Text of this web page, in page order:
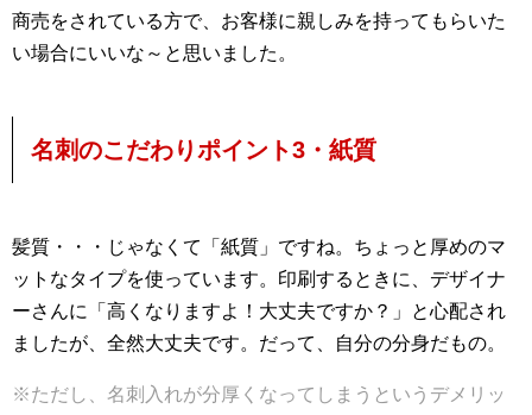
商売をされている方で、お客様に親しみを持ってもらいた
い場合にいいな～と思いました。
名刺のこだわりポイント3・紙質
髪質・・・じゃなくて「紙質」ですね。ちょっと厚めのマ
ットなタイプを使っています。印刷するときに、デザイナ
ーさんに「高くなりますよ！大丈夫ですか？」と心配され
ましたが、全然大丈夫です。だって、自分の分身だもの。
※ただし、名刺入れが分厚くなってしまうというデメリッ